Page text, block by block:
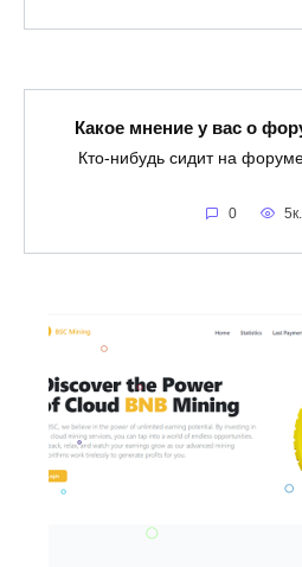
Какое мнение у вас о
Кто-нибудь сидит на
0 5к.